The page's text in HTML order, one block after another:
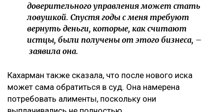
доверительного управления может стать
ловушкой. Спустя годы с меня требуют
вернуть деньги, которые, как считают
истцы, были получены от этого бизнеса, –
заявила она.
Кахарман также сказала, что после нового иска
может сама обратиться в суд. Она намерена
потребовать алименты, поскольку они